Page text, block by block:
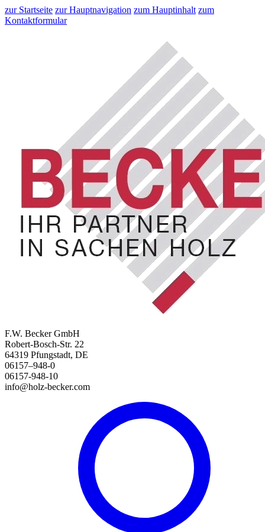
zur Startseite zur Hauptnavigation zum Hauptinhalt zum
Kontaktformular
F.W. Becker GmbH
Robert-Bosch-Str. 22
64319 Pfungstadt, DE
06157–948-0
06157-948-10
info@holz-becker.com